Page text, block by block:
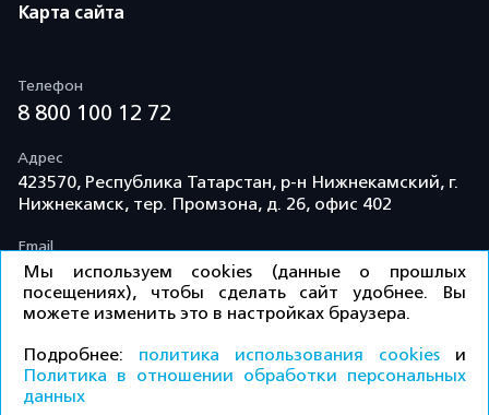
Карта сайта
Телефон
8 800 100 12 72
Адрес
423570, Республика Татарстан, р-н Нижнекамский, г.
Нижнекамск, тер. Промзона, д. 26, офис 402
Email
info@td-kama.com
©ООО «Торговый дом «Кама» 2026 / Все права
защищены.
Политика конфиденциальности
Мы используем cookies (данные о прошлых
посещениях), чтобы сделать сайт удобнее. Вы
можете изменить это в настройках браузера.
Подробнее: политика использования cookies и
Политика в отношении обработки персональных
данных